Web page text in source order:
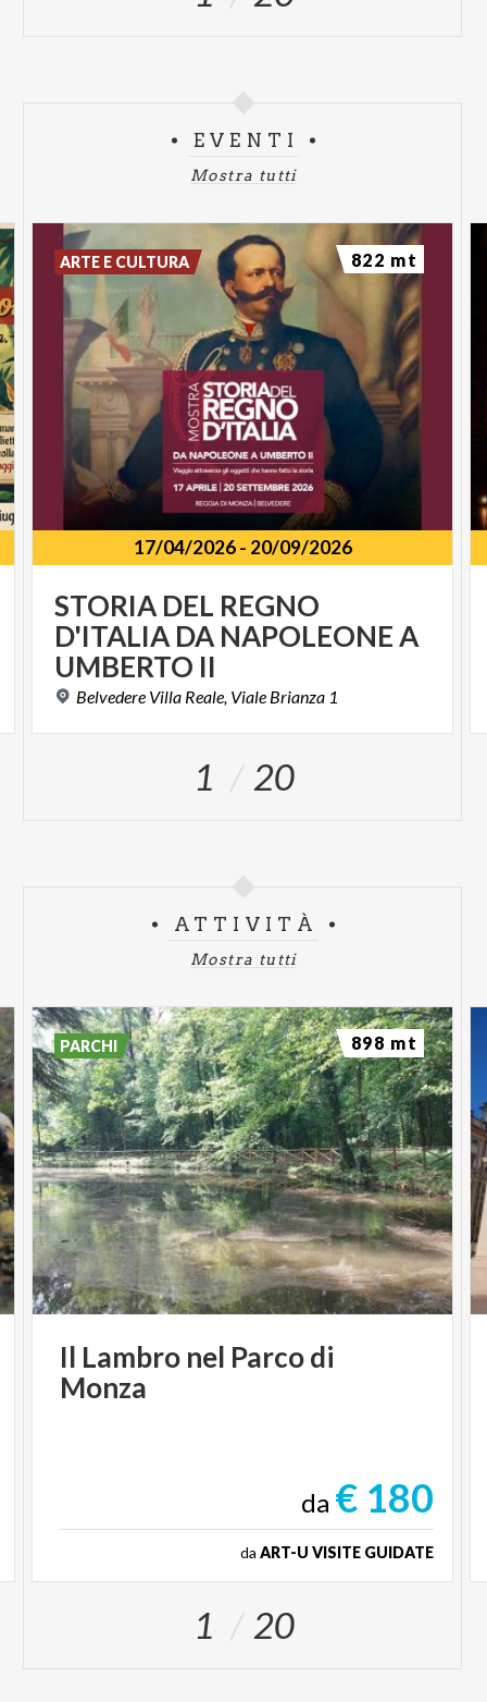
EVENTI
Mostra tutti
17/04/2026- 20/09/2026
STORIA DEL REGNO
D'ITALIA DA NAPOLEONE A
UMBERTO II
Belvedere Villa Reale, Viale Brianza 1
ARTE E CULTURA 822 mt
1 20
ATTIVITÀ
Mostra tutti
Il Lambro nel Parcodi
Monza
da € 180
da ART-U VISITE GUIDATE
PARCHI 898 mt
1 20